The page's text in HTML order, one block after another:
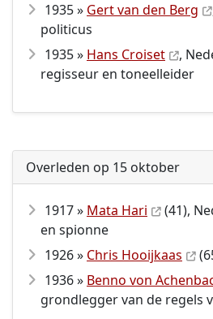
1935 » Gert van den Berg
politicus
1935 » Hans Croiset
,
regisseur en toneelleider
Overleden op 15 oktober
1917 » Mata Hari
(41),
en spionne
1926 » Chris Hooijkaas
1936 » Benno von
grondlegger van de regels